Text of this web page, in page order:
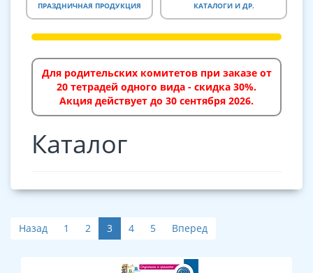
ПРАЗДНИЧНАЯ ПРОДУКЦИЯ КАТАЛОГИ И ДР.
Для родительских комитетов при заказе от
20 тетрадей одного вида - скидка 30%.
Акция действует до 30 сентября 2026.
Каталог
Назад 1 2 3 4 5 Вперед